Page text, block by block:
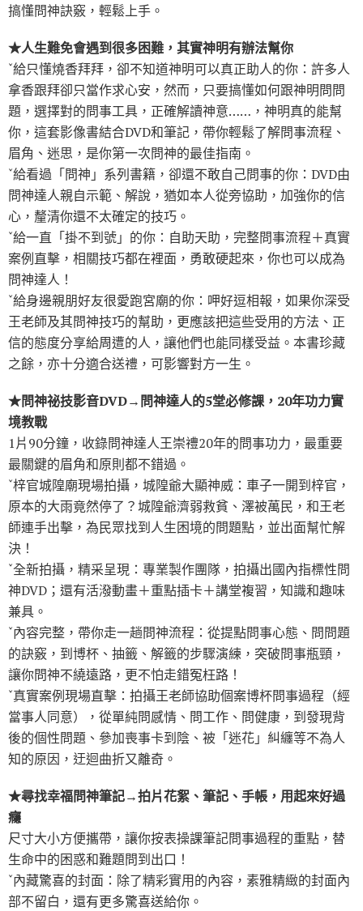
搞懂問神訣竅，輕鬆上手。
★人生難免會遇到很多困難，其實神明有辦法幫你
ˇ給只懂燒香拜拜，卻不知道神明可以真正助人的你：許多人
拿香跟拜卻只當作求心安，然而，只要搞懂如何跟神明問問
題，選擇對的問事工具，正確解讀神意……，神明真的能幫
你，這套影像書結合DVD和筆記，帶你輕鬆了解問事流程、
眉角、迷思，是你第一次問神的最佳指南。
ˇ給看過「問神」系列書籍，卻還不敢自己問事的你：DVD由
問神達人親自示範、解說，猶如本人從旁協助，加強你的信
心，釐清你還不太確定的技巧。
ˇ給一直「掛不到號」的你：自助天助，完整問事流程＋真實
案例直擊，相關技巧都在裡面，勇敢硬起來，你也可以成為
問神達人！
ˇ給身邊親朋好友很愛跑宮廟的你：呷好逗相報，如果你深受
王老師及其問神技巧的幫助，更應該把這些受用的方法、正
信的態度分享給周遭的人，讓他們也能同樣受益。本書珍藏
之餘，亦十分適合送禮，可影響對方一生。
★問神祕技影音DVD→問神達人的5堂必修課，20年功力實
境教戰
1片90分鐘，收錄問神達人王崇禮20年的問事功力，最重要
最關鍵的眉角和原則都不錯過。
ˇ梓官城隍廟現場拍攝，城隍爺大顯神威：車子一開到梓官，
原本的大雨竟然停了？城隍爺濟弱救貧、澤被萬民，和王老
師連手出擊，為民眾找到人生困境的問題點，並出面幫忙解
決！
ˇ全新拍攝，精采呈現：專業製作團隊，拍攝出國內指標性問
神DVD；還有活潑動畫＋重點插卡＋講堂複習，知識和趣味
兼具。
ˇ內容完整，帶你走一趟問神流程：從提點問事心態、問問題
的訣竅，到博杯、抽籤、解籤的步驟演練，突破問事瓶頸，
讓你問神不繞遠路，更不怕走錯冤枉路！
ˇ真實案例現場直擊：拍攝王老師協助個案博杯問事過程（經
當事人同意），從單純問感情、問工作、問健康，到發現背
後的個性問題、參加喪事卡到陰、被「迷花」糾纏等不為人
知的原因，迂迴曲折又離奇。
★尋找幸福問神筆記→拍片花絮、筆記、手帳，用起來好過
癮
尺寸大小方便攜帶，讓你按表操課筆記問事過程的重點，替
生命中的困惑和難題問到出口！
ˇ內藏驚喜的封面：除了精彩實用的內容，素雅精緻的封面內
部不留白，還有更多驚喜送給你。